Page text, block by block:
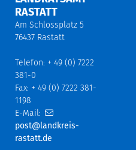
RASTATT
Am Schlossplatz 5
76437 Rastatt
Telefon: + 49 (0) 7222
381-0
Fax: + 49 (0) 7222 381-
1198
E-Mail:
post@landkreis-
rastatt.de